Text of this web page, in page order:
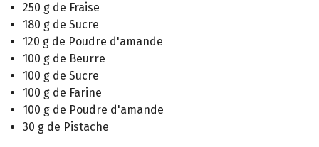
250 g de Fraise
180 g de Sucre
120 g de Poudre d'amande
100 g de Beurre
100 g de Sucre
100 g de Farine
100 g de Poudre d'amande
30 g de Pistache